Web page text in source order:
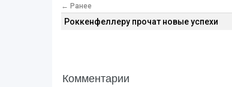
← Ранее
Роккенфеллеру прочат новые успехи
Комментарии